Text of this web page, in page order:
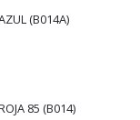
(B014A)
85 (B014)